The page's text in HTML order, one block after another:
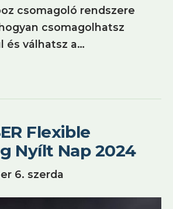
csomagoló rendszere
csomagolhatsz
és válhatsz a…
Flexible
Nyílt Nap 2024
6. szerda